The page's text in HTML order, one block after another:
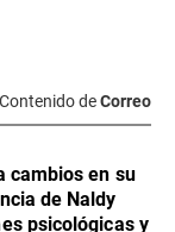
Contenido deCorreo
cambios en su
de Naldy
psicológicas y